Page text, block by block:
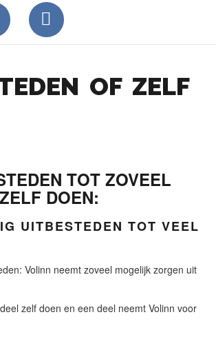
OF ZELF
TOT ZOVEEL
DOEN:
UITBESTEDEN TOT VEEL
Volinn neemt zoveel mogelijk zorgen uit
zelf doen en een deel neemt Volinn voor